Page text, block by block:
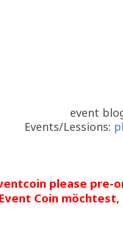
event
Events/Lessions:
please pre-
Coin